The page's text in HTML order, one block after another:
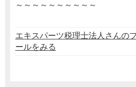
～～～～～～～～～～
エキスパーツ税理士法人さんの
ールをみる